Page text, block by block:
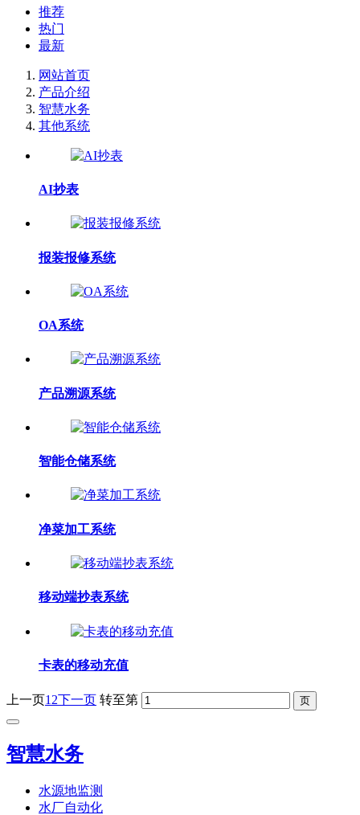
推荐
热门
最新
网站首页
产品介绍
智慧水务
其他系统
AI抄表
报装报修系统
OA系统
产品溯源系统
智能仓储系统
净菜加工系统
移动端抄表系统
卡表的移动充值
上一页1 2下一页 转至第
智慧水务
水源地监测
水厂自动化